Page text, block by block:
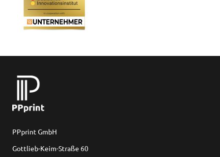
PPprint GmbH
Gottlieb-Keim-Straße 60